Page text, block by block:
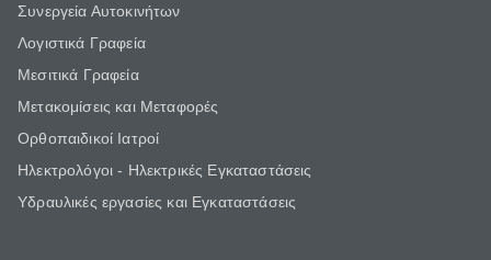
Συνεργεία Αυτοκινήτων
Λογιστικά Γραφεία
Μεσιτικά Γραφεία
Μετακομίσεις και Μεταφορές
Ορθοπαιδικοί Ιατροί
Ηλεκτρολόγοι - Ηλεκτρικές Εγκαταστάσεις
Υδραυλικές εργασίες και Εγκαταστάσεις